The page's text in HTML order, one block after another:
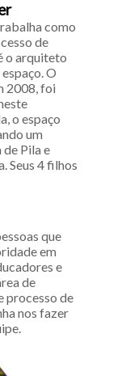
como
de
o arquiteto
O
2008, foi
o espaço
um
Pila e
Seus 4 filhos
que
em
e
de
processo de
nos fazer